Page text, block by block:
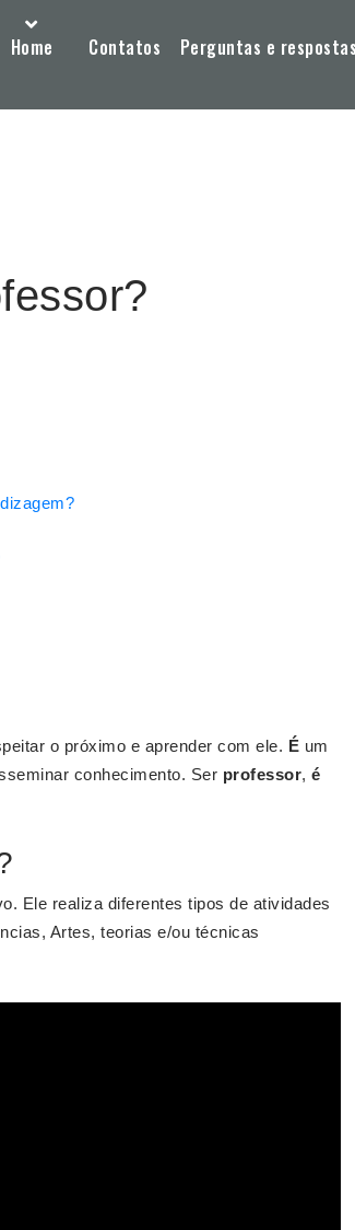
Home Contatos Perguntas e respostas
o próximo e aprender com ele. É um
conhecimento. Ser professor, é
Ele realiza diferentes tipos de atividades
Artes, teorias e/ou técnicas